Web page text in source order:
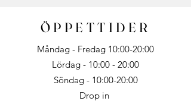
ÖPPETTIDER
Måndag - Fredag 10:00-20:00
Lördag - 10:00 - 20:00
Söndag - 10:00-20:00
Drop in